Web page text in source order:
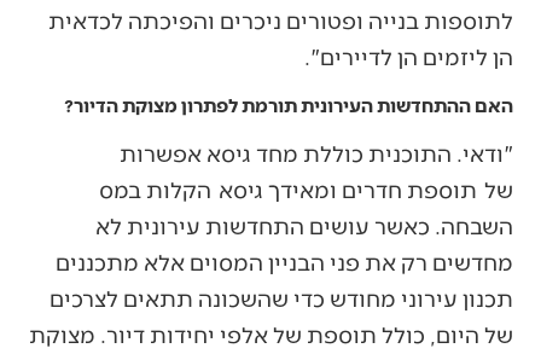
לתוספות בנייה ופטורים ניכרים והפיכתה לכדאית
הן ליזמים הן לדיירים".
האם ההתחדשות העירונית תורמת לפתרון מצוקת הדיור?
"ודאי. התוכנית כוללת מחד גיסא אפשרות
של תוספת חדרים ומאידך גיסא הקלות במס
השבחה. כאשר עושים התחדשות עירונית לא
מחדשים רק את פני הבניין המסוים אלא מתכננים
תכנון עירוני מחודש כדי שהשכונה תתאים לצרכים
של היום, כולל תוספת של אלפי יחידות דיור. מצוקת